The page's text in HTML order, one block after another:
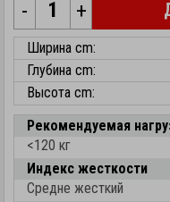
- +
Ширина cm:
Глубина cm:
Высота cm:
Рекомендуемая
<120 кг
Индекс жесткости
Средне жесткий